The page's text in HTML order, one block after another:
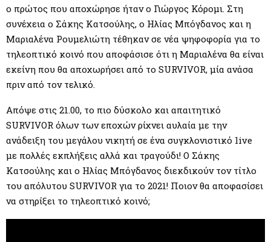
ο πρώτος που αποχώρησε ήταν ο Γιώργος Κόρομι. Στη
συνέχεια ο Σάκης Κατσούλης, ο Ηλίας Μπόγδανος και η
Μαριαλένα Ρουμελιώτη τέθηκαν σε νέα ψηφοφορία για το
τηλεοπτικό κοινό που αποφάσισε ότι η Μαριαλένα θα είναι
εκείνη που θα αποχωρήσει από το SURVIVOR, μία ανάσα
πριν από τον τελικό.
Απόψε στις 21.00, το πιο δύσκολο και απαιτητικό
SURVIVOR όλων των εποχών ρίχνει αυλαία με την
ανάδειξη του μεγάλου νικητή σε ένα συγκλονιστικό live
με πολλές εκπλήξεις αλλά και τραγούδι! O Σάκης
Κατσούλης και o Ηλίας Μπόγδανος διεκδικούν τον τίτλο
του απόλυτου SURVIVOR για το 2021! Ποιον θα αποφασίσει
να στηρίξει το τηλεοπτικό κοινό;